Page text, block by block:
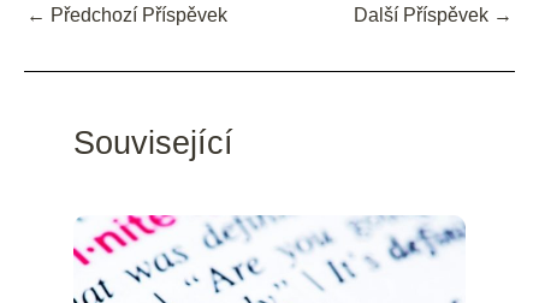
← Předchozí Příspěvek Další Příspěvek →
Související